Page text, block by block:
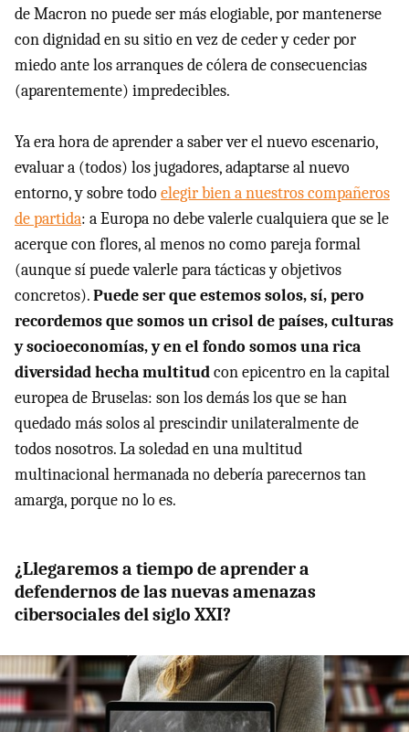
de Macron no puede ser más elogiable, por mantenerse
con dignidad en su sitio en vez de ceder y ceder por
miedo ante los arranques de cólera de consecuencias
(aparentemente) impredecibles.
Ya era hora de aprender a saber ver el nuevo escenario,
evaluar a (todos) los jugadores, adaptarse al nuevo
entorno, y sobre todoelegir bien a nuestros compañeros
de partida: a Europa no debe valerle cualquiera que se le
acerque con flores, al menos no como pareja formal
(aunque sí puede valerle para tácticas y objetivos
concretos).Puede ser que estemos solos, sí, pero
recordemos que somos un crisol de países, culturas
y socioeconomías, y en el fondo somos una rica
diversidad hecha multitudcon epicentro en la capital
europea de Bruselas: son los demás los que se han
quedado más solos al prescindir unilateralmente de
todos nosotros. La soledad en una multitud
multinacional hermanada no debería parecernos tan
amarga, porque no lo es.
¿Llegaremos a tiempo de aprender a
defendernos de las nuevas amenazas
cibersociales del siglo XXI?